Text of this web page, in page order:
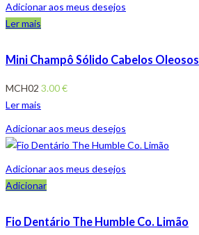
Adicionar aos meus desejos
Ler mais
Mini Champô Sólido Cabelos Oleosos
MCH02 3.00€
Ler mais
Adicionar aos meus desejos
Adicionar aos meus desejos
Adicionar
Fio Dentário The Humble Co. Limão